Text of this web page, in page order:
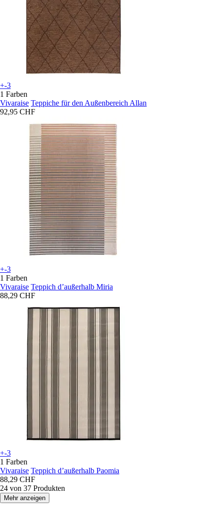
+-3
1 Farben
Vivaraise Teppiche für den Außenbereich Allan
92,95 CHF
+-3
1 Farben
Vivaraise Teppich dʼaußerhalb Miria
88,29 CHF
+-3
1 Farben
Vivaraise Teppich dʼaußerhalb Paomia
88,29 CHF
24 von 37 Produkten
Mehr anzeigen